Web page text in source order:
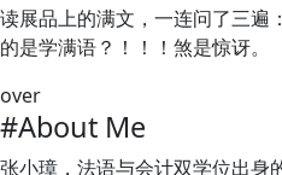
读展品上的满文，一连问了三遍
的是学满语？！！！煞是惊讶。
over
#About Me
张小璋，法语与会计双学位出身